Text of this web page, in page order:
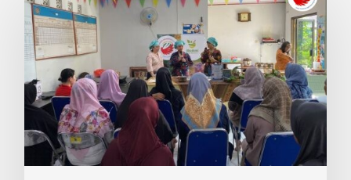
Herbal
AHN:
Cegah
Penurunan
Daya
dan
Atasi